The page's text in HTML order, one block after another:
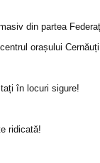
din partea
orașului
în locuri sigure!
ridicată!